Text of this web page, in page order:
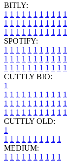
BITLY:
1 1 1 1 1 1 1 1 1 1 1
1 1 1 1 1 1 1 1 1 1 1
1 1 1 1 1 1 1 1 1 1 1
SPOTIFY:
1 1 1 1 1 1 1 1 1 1 1
1 1 1 1 1 1 1 1 1 1 1
1 1 1 1 1 1 1 1 1 1 1
CUTTLY BIO:
1
1 1 1 1 1 1 1 1 1 1 1
1 1 1 1 1 1 1 1 1 1 1
1 1 1 1 1 1 1 1 1 1 1
CUTTLY OLD:
1
1 1 1 1 1 1 1 1 1 1
MEDIUM:
1 1 1 1 1 1 1 1 1 1